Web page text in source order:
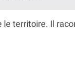
territoire. Il